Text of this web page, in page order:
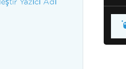
Yazıcı Adı